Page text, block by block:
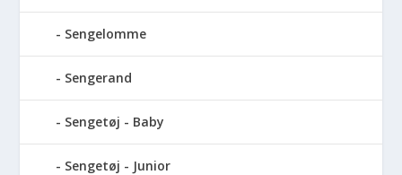
Sengelomme
Sengerand
Sengetøj - Baby
Sengetøj - Junior